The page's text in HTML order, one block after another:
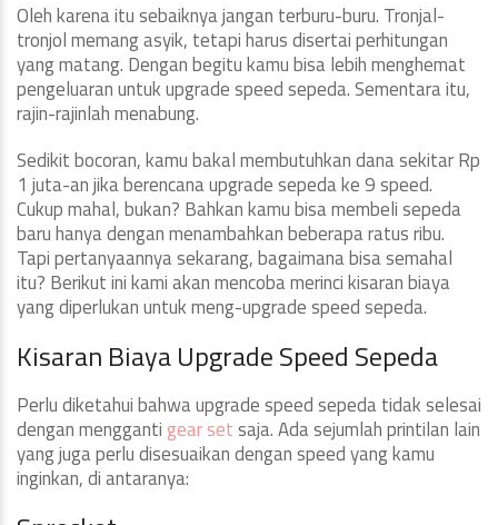
Oleh karena itu sebaiknya jangan terburu-buru. Tronjal-
tronjol memang asyik, tetapi harus disertai perhitungan
yang matang. Dengan begitu kamu bisa lebih menghemat
pengeluaran untuk upgrade speed sepeda. Sementara itu,
rajin-rajinlah menabung.
Sedikit bocoran, kamu bakal membutuhkan dana sekitar Rp
1 juta-an jika berencana upgrade sepeda ke 9 speed.
Cukup mahal, bukan? Bahkan kamu bisa membeli sepeda
baru hanya dengan menambahkan beberapa ratus ribu.
Tapi pertanyaannya sekarang, bagaimana bisa semahal
itu? Berikut ini kami akan mencoba merinci kisaran biaya
yang diperlukan untuk meng-upgrade speed sepeda.
Kisaran Biaya Upgrade Speed Sepeda
Perlu diketahui bahwa upgrade speed sepeda tidak selesai
dengan menggantigear setsaja. Ada sejumlah printilan lain
yang juga perlu disesuaikan dengan speed yang kamu
inginkan, di antaranya: